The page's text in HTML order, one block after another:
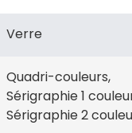
Verre
Quadri-couleurs,
Sérigraphie 1
Sérigraphie 2